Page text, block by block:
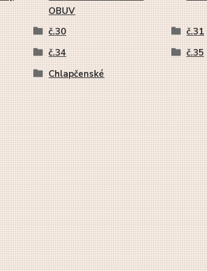
OBUV
č.30 č.31
č.34 č.35
Chlapčenské